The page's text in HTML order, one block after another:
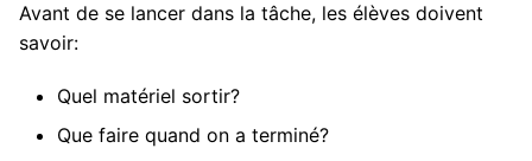
Avant de se lancer dans la tâche, les élèves doivent
savoir:
Quel matériel sortir?
Que faire quand on a terminé?